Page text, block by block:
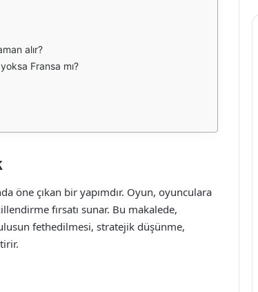
alır?
Fransa mı?
öne çıkan bir yapımdır. Oyun, oyunculara
fırsatı sunar. Bu makalede,
fethedilmesi, stratejik düşünme,